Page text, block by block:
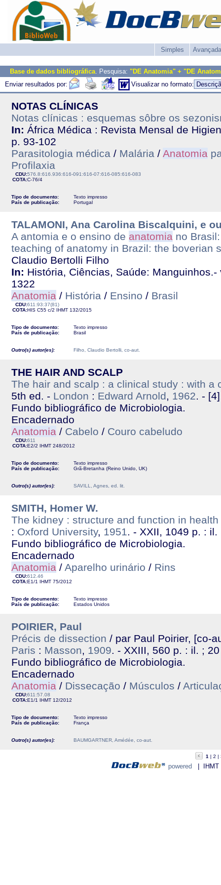
Simples Avançada
Base de dados bibliográfica. Pesquisa: "DE Anatomia" + "DE
Enviar resultados por:
Visualizar no formato:
NOTAS CLÍNICAS
Notas clínicas : esquemas sôbre os
In: África Médica : Revista Mensal de
p. 93-102
Parasitologia médica / Malária / Anatomia
Profilaxia
CDU:576.8:616.936:616-091:616-07:616-085:616-083
COTA:C-76/4
Tipo de documento:
Texto impresso
País de publicação:
Portugal
TALAMONI, Ana Carolina Biscalquini, e
A antomia e o ensino de anatomia no
teaching of anatomy in Brazil: the boverian
Claudio Bertolli Filho
In: História, Ciências, Saúde:
1322
Anatomia / História / Ensino / Brasil
CDU:611:93:37(81)
COTA:HIS C55 c/2 IHMT 132/2015
Tipo de documento:
Texto impresso
País de publicação:
Brasil
Outro(s) autor(es): Filho, Claudio Bertolli, co-aut.
THE HAIR AND SCALP
The hair and scalp : a clinical study : with a
5th ed. - London : Edward Arnold, 1962. -
Fundo bibliográfico de Microbiologia.
Encadernado
Anatomia / Cabelo / Couro cabeludo
CDU:611
COTA:E2/2 IHMT 248/2012
Tipo de documento:
Texto impresso
País de publicação:
Grã-Bretanha (Reino Unido, UK)
Outro(s) autor(es): SAVILL, Agnes, ed. lit.
SMITH, Homer W.
The kidney : structure and function in
: Oxford University, 1951. - XXII, 1049 p. : il.
Fundo bibliográfico de Microbiologia.
Encadernado
Anatomia / Aparelho urinário / Rins
CDU:612.46
COTA:E1/1 IHMT 75/2012
Tipo de documento:
Texto impresso
País de publicação:
Estados Unidos
POIRIER, Paul
Précis de dissection / par Paul Poirier, [co-
Paris : Masson, 1909. - XXIII, 560 p. : il. ;
Fundo bibliográfico de Microbiologia.
Encadernado
Anatomia / Dissecação / Músculos /
CDU:611:57.08
COTA:E1/1 IHMT 12/2012
Tipo de documento:
Texto impresso
País de publicação:
França
Outro(s) autor(es): BAUMGARTNER, Amédée, co-aut.
1 2
powered | IHMT -